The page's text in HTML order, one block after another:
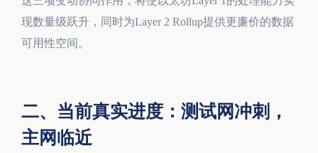
现数量级跃升，同时为Layer 2 Rollup提供更廉价的数据
可用性空间。
二、当前真实进度：测试网冲刺，
主网临近